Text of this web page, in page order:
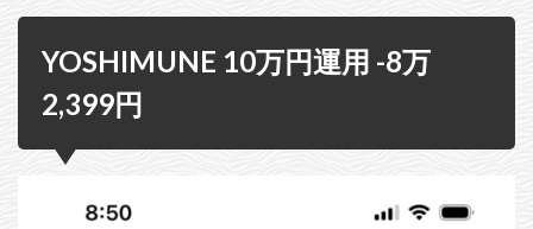
YOSHIMUNE 10万円運用 -8万
2,399円